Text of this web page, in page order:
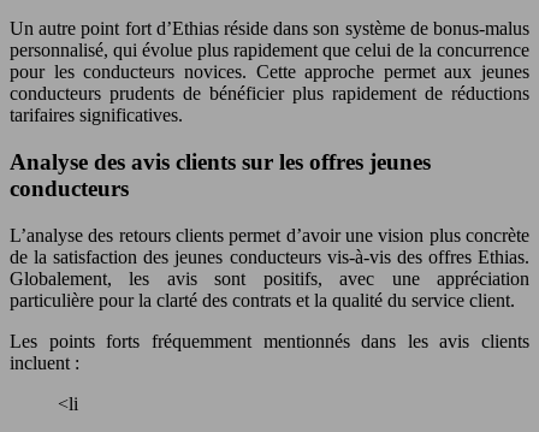
Un autre point fort d’Ethias réside dans son système de bonus-malus
personnalisé, qui évolue plus rapidement que celui de la concurrence
pour les conducteurs novices. Cette approche permet aux jeunes
conducteurs prudents de bénéficier plus rapidement de réductions
tarifaires significatives.
Analyse des avis clients sur les offres jeunes
conducteurs
L’analyse des retours clients permet d’avoir une vision plus concrète
de la satisfaction des jeunes conducteurs vis-à-vis des offres Ethias.
Globalement, les avis sont positifs, avec une appréciation
particulière pour la clarté des contrats et la qualité du service client.
Les points forts fréquemment mentionnés dans les avis clients
incluent :
<li